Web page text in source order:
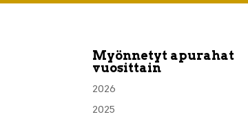
Myönnetyt apurahat
vuosittain
2026
2025